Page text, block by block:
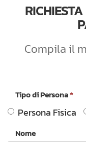
Compila il
Tipo di Persona*
Persona Fisica
Nome